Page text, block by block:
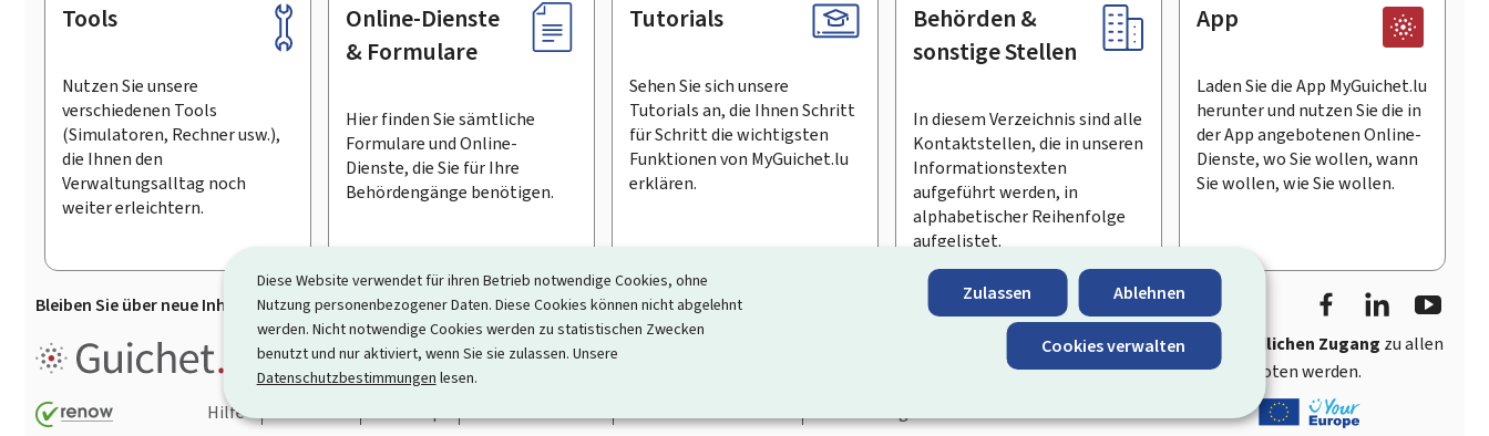
Diese Website verwendet für ihren Betrieb notwendige Cookies, ohne
Nutzung personenbezogener Daten. Diese Cookies können nicht abgelehnt
werden. Nicht notwendige Cookies werden zu statistischen Zwecken
benutzt und nur aktiviert, wenn Sie sie zulassen. Unsere
Datenschutzbestimmungen lesen.
Zulassen Ablehnen
Cookies verwalten
Footer
Tools
Nutzen Sie unsere
verschiedenen Tools
(Simulatoren, Rechner usw.),
die Ihnen den
Verwaltungsalltag noch
weiter erleichtern.
Online-Dienste
& Formulare
Hier finden Sie sämtliche
Formulare und Online-
Dienste, die Sie für Ihre
Behördengänge benötigen.
Tutorials
Sehen Sie sich unsere
Tutorials an, die Ihnen Schritt
für Schritt die wichtigsten
Funktionen von MyGuichet.lu
erklären.
Behörden &
sonstige Stellen
In diesem Verzeichnis sind alle
Kontaktstellen, die in unseren
Informationstexten
aufgeführt werden, in
alphabetischer Reihenfolge
aufgelistet.
App
Laden Sie die App MyGuichet.lu
herunter und nutzen Sie die in
der App angebotenen Online-
Dienste, wo Sie wollen, wann
Sie wollen, wie Sie wollen.
Bleiben Sie über neue Inhalte auf Guichet.lu informiert Den Newsletter abonnieren
FacebookLinkedIn
Guichet.lu ist ein Informationsportal, das Ihre Interaktion mit dem Staat vereinfacht schnellen und benutzerfreundlichen Zugang zu allen
Informationen, Behördengängen und Dienstleistungen, die von den Behörden und sonstigen öffentlichen Stellen Luxemburgs angeboten werden.
Hilfe